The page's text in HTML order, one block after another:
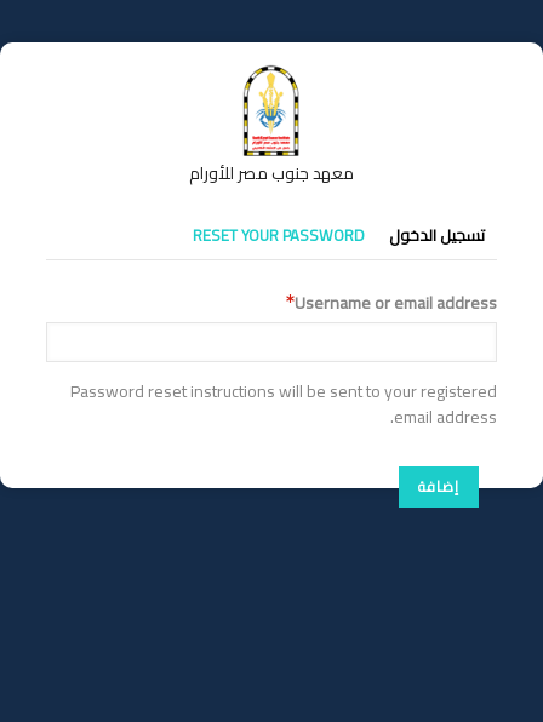
إلى
المحتوى
معهد جنوب مصر للأورام
التبويبات
الأساسية
تسجيل الدخول RESET YOUR PASSWORD
Username or email address
Password reset instructions will be sent to your registered
email address.